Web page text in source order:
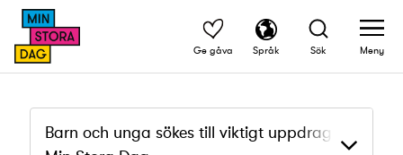
Ge gåva Språk Sök Meny
Barn och unga sökes till viktigt uppdrag för